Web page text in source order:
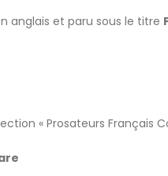
anglais et paru sous le titre
« Prosateurs Français